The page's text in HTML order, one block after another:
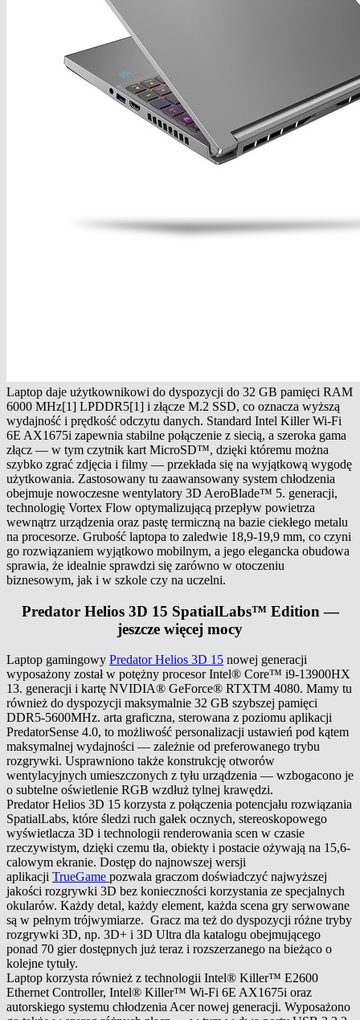
Laptop daje użytkownikowi do dyspozycji do 32 GB pamięci RAM
6000 MHz[1] LPDDR5[1] i złącze M.2 SSD, co oznacza wyższą
wydajność i prędkość odczytu danych. Standard Intel Killer Wi-Fi
6E AX1675i zapewnia stabilne połączenie z siecią, a szeroka gama
złącz — w tym czytnik kart MicroSD™, dzięki któremu można
szybko zgrać zdjęcia i filmy — przekłada się na wyjątkową wygodę
użytkowania. Zastosowany tu zaawansowany system chłodzenia
obejmuje nowoczesne wentylatory 3D AeroBlade™ 5. generacji,
technologię Vortex Flow optymalizującą przepływ powietrza
wewnątrz urządzenia oraz pastę termiczną na bazie ciekłego metalu
na procesorze. Grubość laptopa to zaledwie 18,9-19,9 mm, co czyni
go rozwiązaniem wyjątkowo mobilnym, a jego elegancka obudowa
sprawia, że idealnie sprawdzi się zarówno w otoczeniu
biznesowym, jak i w szkole czy na uczelni.
Predator Helios 3D 15 SpatialLabs™ Edition —
jeszcze więcej mocy
Laptop gamingowy Predator Helios 3D 15 nowej generacji
wyposażony został w potężny procesor Intel® Core™ i9-13900HX
13. generacji i kartę NVIDIA® GeForce® RTXTM 4080. Mamy tu
również do dyspozycji maksymalnie 32 GB szybszej pamięci
DDR5-5600MHz. arta graficzna, sterowana z poziomu aplikacji
PredatorSense 4.0, to możliwość personalizacji ustawień pod kątem
maksymalnej wydajności — zależnie od preferowanego trybu
rozgrywki. Usprawniono także konstrukcję otworów
wentylacyjnych umieszczonych z tyłu urządzenia — wzbogacono je
o subtelne oświetlenie RGB wzdłuż tylnej krawędzi.
Predator Helios 3D 15 korzysta z połączenia potencjału rozwiązania
SpatialLabs, które śledzi ruch gałek ocznych, stereoskopowego
wyświetlacza 3D i technologii renderowania scen w czasie
rzeczywistym, dzięki czemu tła, obiekty i postacie ożywają na 15,6-
calowym ekranie. Dostęp do najnowszej wersji
aplikacji TrueGame pozwala graczom doświadczyć najwyższej
jakości rozgrywki 3D bez konieczności korzystania ze specjalnych
okularów. Każdy detal, każdy element, każda scena gry serwowane
są w pełnym trójwymiarze. Gracz ma też do dyspozycji różne tryby
rozgrywki 3D, np. 3D+ i 3D Ultra dla katalogu obejmującego
ponad 70 gier dostępnych już teraz i rozszerzanego na bieżąco o
kolejne tytuły.
Laptop korzysta również z technologii Intel® Killer™ E2600
Ethernet Controller, Intel® Killer™ Wi-Fi 6E AX1675i oraz
autorskiego systemu chłodzenia Acer nowej generacji. Wyposażono